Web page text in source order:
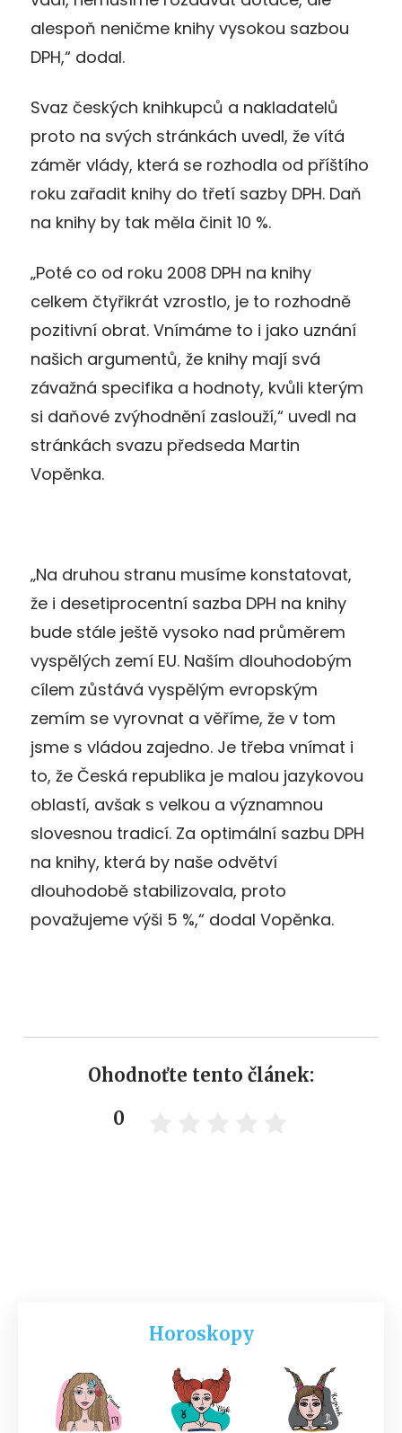
alespoň neničme knihy vysokou sazbou
DPH,“ dodal.
Svaz českých knihkupců a nakladatelů
proto na svých stránkách uvedl, že vítá
záměr vlády, která se rozhodla od příštího
roku zařadit knihy do třetí sazby DPH. Daň
na knihy by tak měla činit 10 %.
„Poté co od roku 2008 DPH na knihy
celkem čtyřikrát vzrostlo, je to rozhodně
pozitivní obrat. Vnímáme to i jako uznání
našich argumentů, že knihy mají svá
závažná specifika a hodnoty, kvůli kterým
si daňové zvýhodnění zaslouží,“ uvedl na
stránkách svazu předseda Martin
Vopěnka.
„Na druhou stranu musíme konstatovat,
že i desetiprocentní sazba DPH na knihy
bude stále ještě vysoko nad průměrem
vyspělých zemí EU. Naším dlouhodobým
cílem zůstává vyspělým evropským
zemím se vyrovnat a věříme, že v tom
jsme s vládou zajedno. Je třeba vnímat i
to, že Česká republika je malou jazykovou
oblastí, avšak s velkou a významnou
slovesnou tradicí. Za optimální sazbu DPH
na knihy, která by naše odvětví
dlouhodobě stabilizovala, proto
považujeme výši 5 %,“ dodal Vopěnka.
Ohodnoťte tento článek:
0
Horoskopy